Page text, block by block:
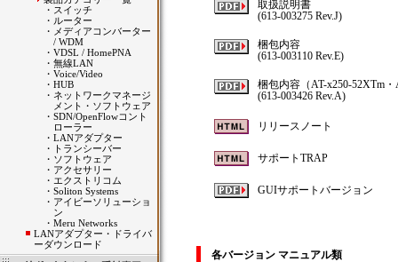
・ スイッチ
・ ルーター
・ メディアコンバーター
/ WDM
・ VDSL / HomePNA
・ 無線LAN
・ Voice/Video
・ HUB
・ ネットワークマネージ
メント・ソフトウェア
・ SDN/OpenFlowコント
ローラー
・ LANアダプター
・
トランシーバー
・ ソフトウェア
・ アクセサリー
・ エクストリコム
・ Soliton Systems
・ アイビーソリューショ
ン
・ Meru Networks
LANアダプター・ドライバ
ーダウンロード
取扱説明書
(613-003275 Rev.J)
梱包内容
(613-003110 Rev.E)
梱包内容（AT-x250-52XTm
(613-003426 Rev.A)
リリースノート
サポートTRAP
GUIサポートバージョン
各バージョン マニュアル類